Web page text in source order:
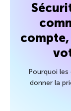
Pourquoi
donner la